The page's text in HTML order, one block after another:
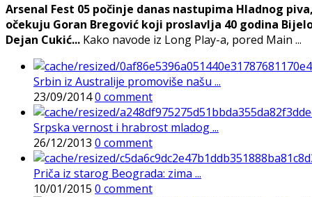
Arsenal Fest 05 počinje danas nastupima Hladnog
očekuju Goran Bregović koji proslavlja 40 godina
Dejan Cukić... Kako navode iz Long Play-a, pored Main ...
Srbin iz Australije promoviše našu ...
23/09/20140 comment
Srpska vernost i hrabrost mladog ...
26/12/2013 0 comment
Priča iz starog Beograda: zima ...
10/01/2015 0 comment